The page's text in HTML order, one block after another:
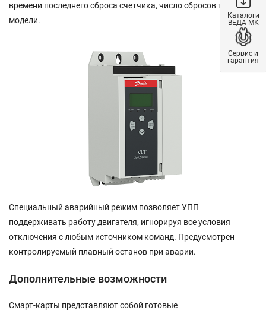
времени последнего сброса счетчика, число сбросов тепловой
модели.
Специальный аварийный режим позволяет УПП
поддерживать работу двигателя, игнорируя все условия
отключения с любым источником команд. Предусмотрен
контролируемый плавный останов при аварии.
Дополнительные возможности
Смарт-карты представляют собой готовые
Каталоги
ВЕДА МК
Сервис и
гарантия